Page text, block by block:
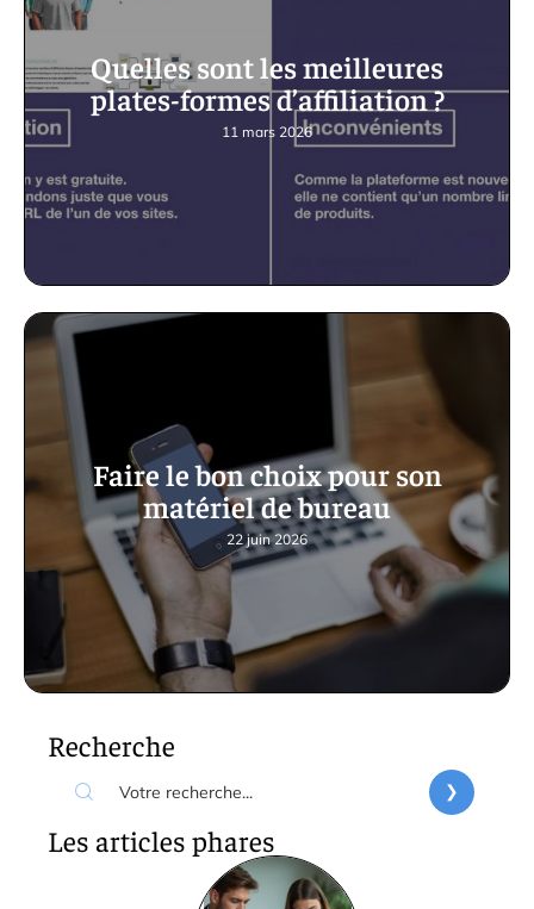
Quelles sont les meilleures
plates-formes d’affiliation ?
11 mars 2026
Faire le bon choix pour son
matériel de bureau
22 juin 2026
Recherche
Les articles phares